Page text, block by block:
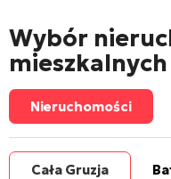
Wybór
mieszkalnych
Nieruchomości
Cała Gruzja